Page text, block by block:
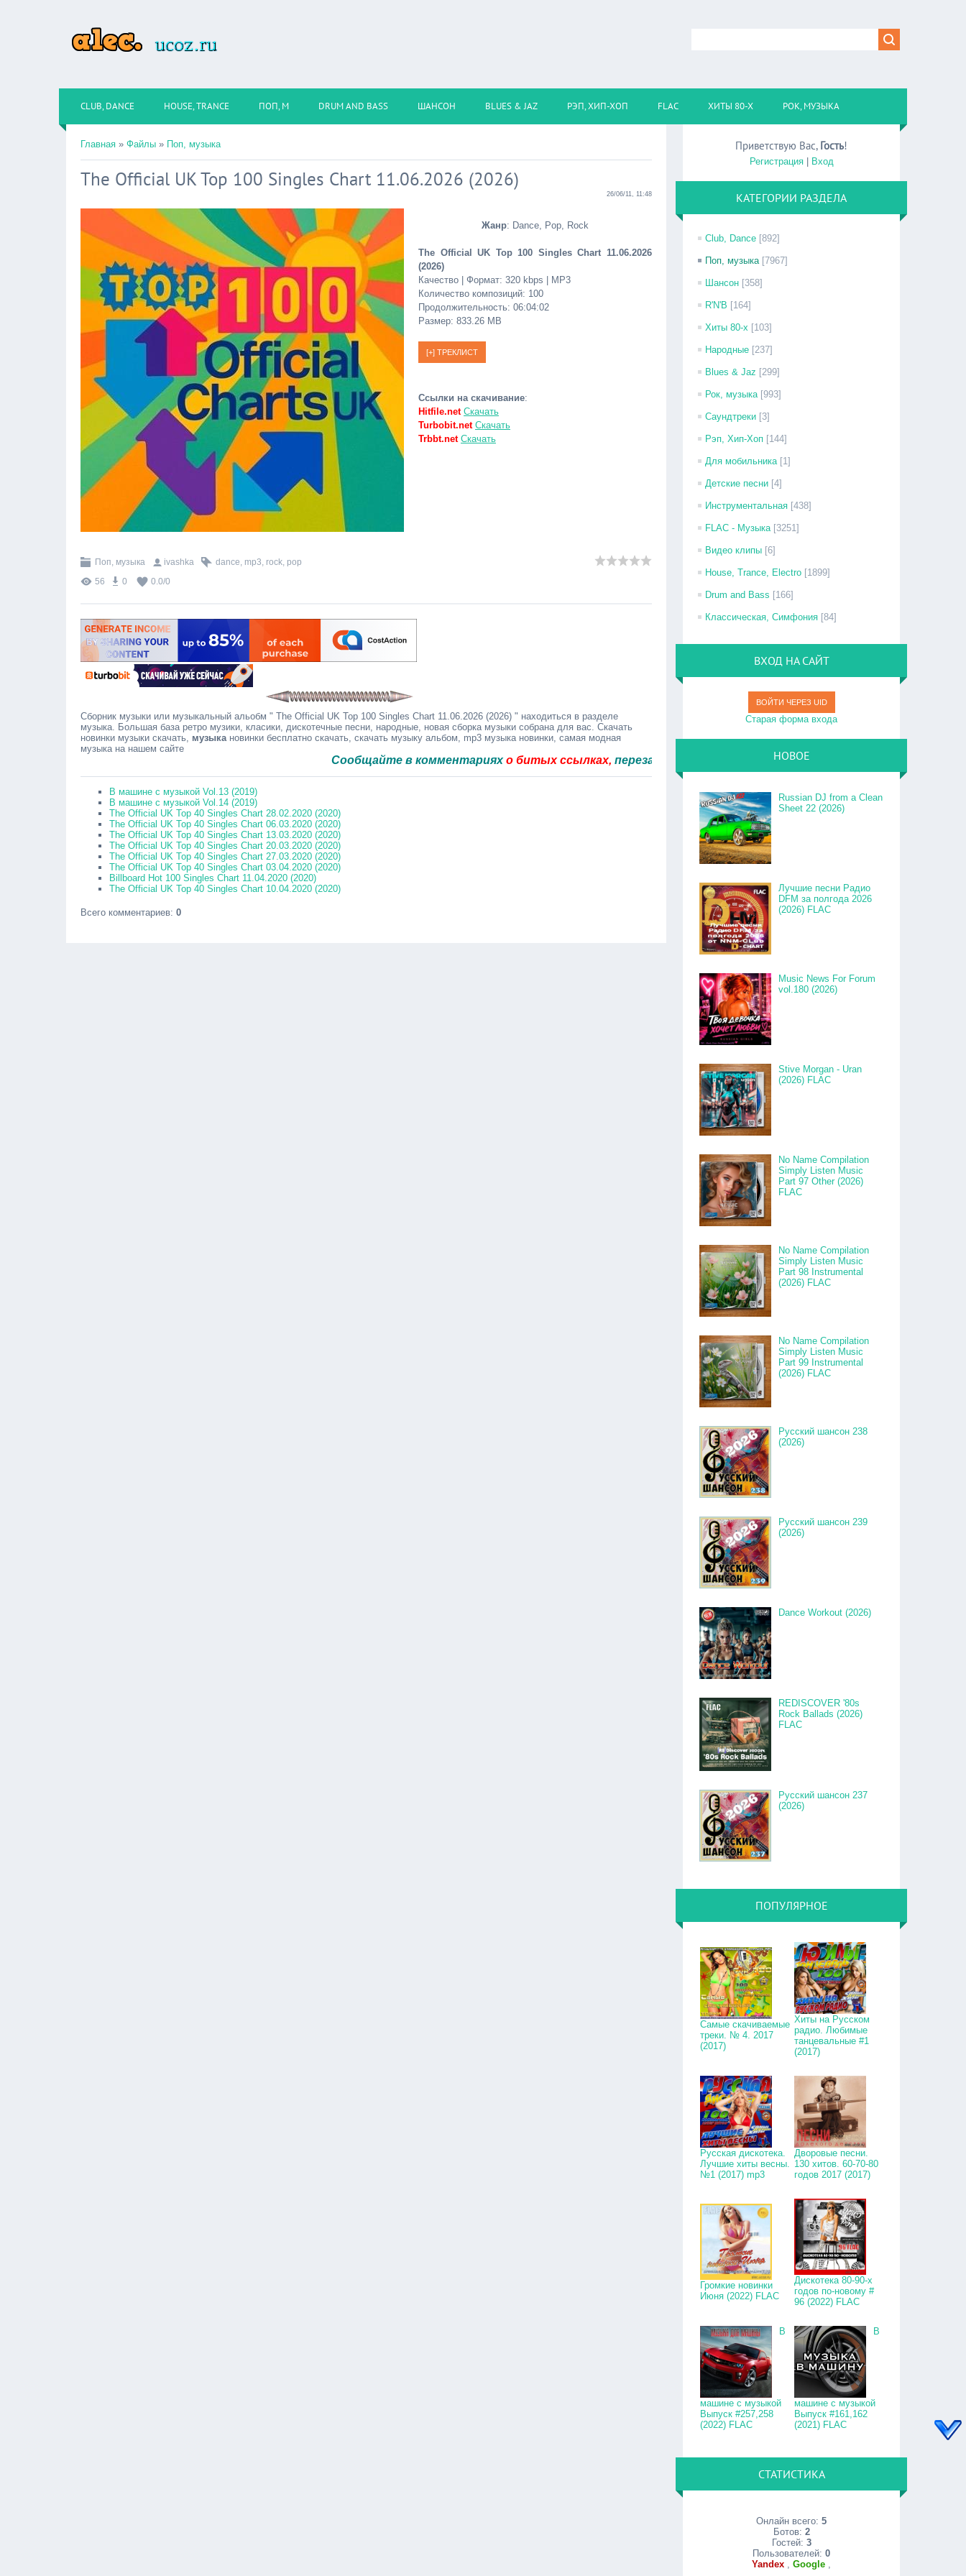
CLUB, DANCE HOUSE, TRANCE ПОП, М DRUM AND BASS ШАНСОН BLUES & JAZ РЭП, ХИП-ХОП FLAC ХИТЫ 80-Х РОК, МУЗЫКА
Главная » Файлы » Поп, музыка
The Official UK Top 100 Singles Chart 11.06.2026 (2026)
26/06/11, 11:48
Жанр: Dance, Pop, Rock
The Official UK Top 100 Singles Chart 11.06.2026
(2026)
Качество | Формат: 320 kbps | MP3
Количество композиций: 100
Продолжительность: 06:04:02
Размер: 833.26 MB
Ссылки на скачивание:
Hitfile.net Скачать
Turbobit.net Скачать
Trbbt.net Скачать
Поп, музыка ivashka dance, mp3, rock, pop
56
0 0.0/0
Сборник музыки или музыкальный альобм " The Official UK Top 100 Singles Chart 11.06.2026 (2026) " находиться в разделе
музыка. Большая база ретро музики, класики, дискотечные песни, народные, новая сборка музыки собрана для вас. Скачать
новинки музыки скачать, музыкановинки бесплатно скачать, скачать музыку альбом, mp3 музыка новинки, самая модная
музыка на нашем сайте
Сообщайте в комментарияхо битых ссылках,перезальём быстро.
В машине с музыкой Vol.13 (2019)
В машине с музыкой Vol.14 (2019)
The Official UK Top 40 Singles Chart 28.02.2020 (2020)
The Official UK Top 40 Singles Chart 06.03.2020 (2020)
The Official UK Top 40 Singles Chart 13.03.2020 (2020)
The Official UK Top 40 Singles Chart 20.03.2020 (2020)
The Official UK Top 40 Singles Chart 27.03.2020 (2020)
The Official UK Top 40 Singles Chart 03.04.2020 (2020)
Billboard Hot 100 Singles Chart 11.04.2020 (2020)
The Official UK Top 40 Singles Chart 10.04.2020 (2020)
Всего комментариев: 0
Приветствую Вас, Гость!
Регистрация| Вход
КАТЕГОРИИ РАЗДЕЛА
Club, Dance [892]
Поп, музыка [7967]
Шансон [358]
R'N'B [164]
Хиты 80-х [103]
Народные [237]
Blues & Jaz [299]
Рок, музыка [993]
Саундтреки [3]
Рэп, Хип-Хоп [144]
Для мобильника [1]
Детские песни [4]
Инструментальная [438]
FLAC - Музыка [3251]
Видео клипы [6]
House, Trance, Electro [1899]
Drum and Bass [166]
Классическая, Симфония [84]
ВХОД НА САЙТ
ВОЙТИ ЧЕРЕЗ UID
Старая форма входа
НОВОЕ
Russian DJ from a Clean
Sheet 22 (2026)
Лучшие песни Радио
DFM за полгода 2026
(2026) FLAC
Music News For Forum
vol.180 (2026)
Stive Morgan - Uran
(2026) FLAC
No Name Compilation
Simply Listen Music
Part 97 Other (2026)
FLAC
No Name Compilation
Simply Listen Music
Part 98 Instrumental
(2026) FLAC
No Name Compilation
Simply Listen Music
Part 99 Instrumental
(2026) FLAC
Русский шансон 238
(2026)
Русский шансон 239
(2026)
Dance Workout (2026)
REDISCOVER '80s
Rock Ballads (2026)
FLAC
Русский шансон 237
(2026)
ПОПУЛЯРНОЕ
Самые скачиваемые
треки. № 4. 2017
(2017)
Хиты на Русском
радио. Любимые
танцевальные #1
(2017)
Русская дискотека.
Лучшие хиты весны.
№1 (2017) mp3
Дворовые песни.
130 хитов. 60-70-80
годов 2017 (2017)
Громкие новинки
Июня (2022) FLAC
Дискотека 80-90-х
годов по-новому #
96 (2022) FLAC
В
машине с музыкой
Выпуск #257,258
(2022) FLAC
В
машине с музыкой
Выпуск #161,162
(2021) FLAC
СТАТИСТИКА
Онлайн всего:5
Ботов: 2
Гостей: 3
Пользователей:0
Yandex ,Google ,